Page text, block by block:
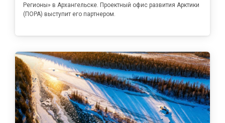
Регионы» в Архангельске. Проектный офис развития Арктики
(ПОРА) выступит его партнером.